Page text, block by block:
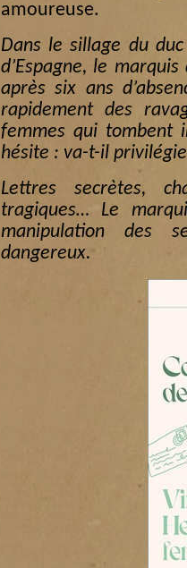
amoureuse.
Dans le sillage du
d’Espagne, le
après six ans
rapidement des
femmes qui tombent
hésite : va-t-il
Lettres secrètes,
tragiques… Le
manipulation des
dangereux.